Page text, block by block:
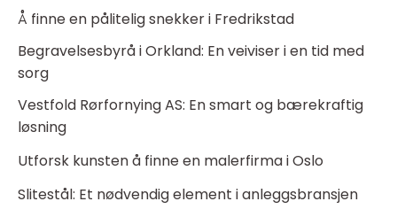
Å finne en pålitelig snekker i Fredrikstad
Begravelsesbyrå i Orkland: En veiviser i en tid med
sorg
Vestfold Rørfornying AS: En smart og bærekraftig
løsning
Utforsk kunsten å finne en malerfirma i Oslo
Slitestål: Et nødvendig element i anleggsbransjen